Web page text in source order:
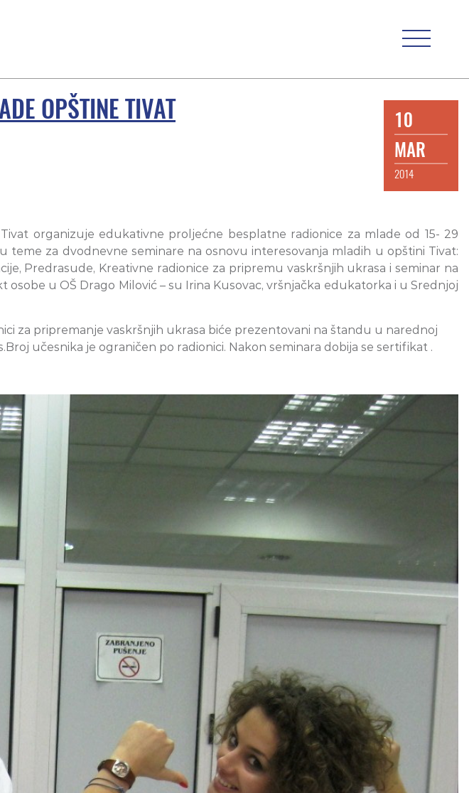
OPŠTINE TIVAT
10
MAR
2014
organizuje edukativne proljećne besplatne radionice za mlade od 15- 29
teme za dvodnevne seminare na osnovu interesovanja mladih u opštini Tivat:
Predrasude, Kreativne radionice za pripremu vaskršnjih ukrasa i seminar na
u OŠ Drago Milović – su Irina Kusovac, vršnjačka edukatorka i u Srednjoj
za pripremanje vaskršnjih ukrasa biće prezentovani na štandu u narednoj
učesnika je ograničen po radionici. Nakon seminara dobija se sertifikat .